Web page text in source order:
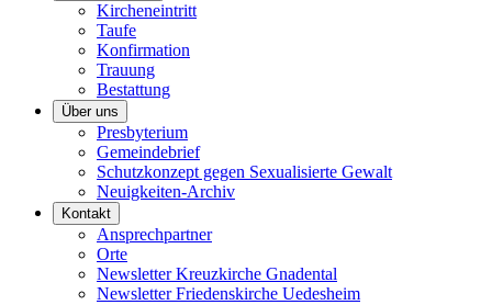
Kircheneintritt
Taufe
Konfirmation
Trauung
Bestattung
Über uns
Presbyterium
Gemeindebrief
Schutzkonzept gegen Sexualisierte Gewalt
Neuigkeiten-Archiv
Kontakt
Ansprechpartner
Orte
Newsletter Kreuzkirche Gnadental
Newsletter Friedenskirche Uedesheim